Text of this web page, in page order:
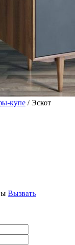
купе / Эскот
Вызвать